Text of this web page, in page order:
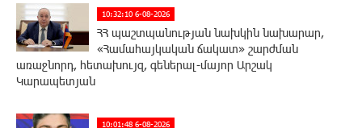
10:32:10 6-08-2026
ՀՀ պաշտպանության նախկին նախարար,
«Համահայկական ճակատ» շարժման
առաջնորդ, հետախույզ, գեներալ-մայոր Արշակ
Կարապետյան
10:01:48 6-08-2026